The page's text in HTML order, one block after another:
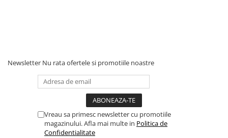
Newsletter Nu rata ofertele si promotiile noastre
Vreau sa primesc newsletter cu promotiile
magazinului. Afla mai multe in Politica de
Confidentialitate